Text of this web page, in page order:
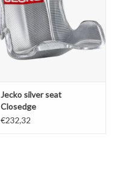
Jecko silver seat
Closedge
€232,32